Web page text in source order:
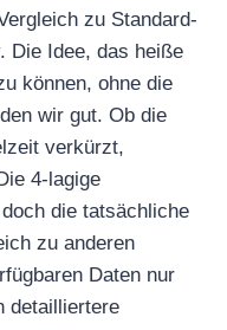
zu Standard-
Die Idee, das heiße
können, ohne die
wir gut. Ob die
verkürzt,
4-lagige
die tatsächliche
zu anderen
Daten nur
detailliertere